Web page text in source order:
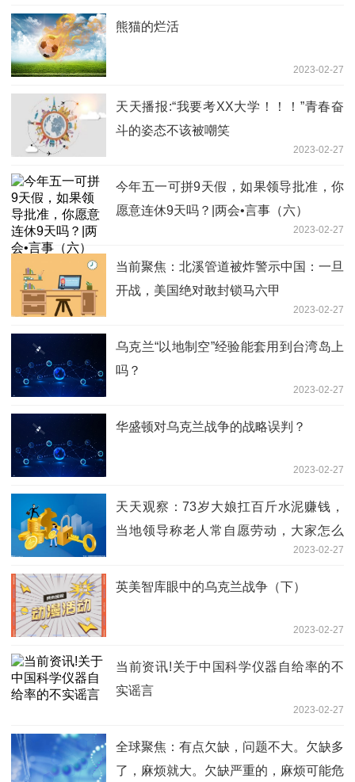
熊猫的烂活
2023-02-27
天天播报:“我要考XX大学！！！”青春奋
斗的姿态不该被嘲笑
2023-02-27
今年五一可拼9天假，如果领导批准，你
愿意连休9天吗？|两会•言事（六）
2023-02-27
当前聚焦：北溪管道被炸警示中国：一旦
开战，美国绝对敢封锁马六甲
2023-02-27
乌克兰“以地制空”经验能套用到台湾岛上
吗？
2023-02-27
华盛顿对乌克兰战争的战略误判？
2023-02-27
天天观察：73岁大娘扛百斤水泥赚钱，
当地领导称老人常自愿劳动，大家怎么
2023-02-27
英美智库眼中的乌克兰战争（下）
2023-02-27
当前资讯!关于中国科学仪器自给率的不
实谣言
2023-02-27
全球聚焦：有点欠缺，问题不大。欠缺多
了，麻烦就大。欠缺严重的，麻烦可能危